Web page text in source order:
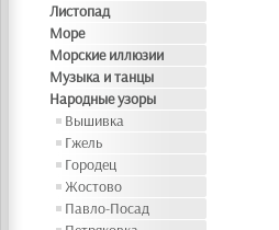
Листопад
Море
Морские иллюзии
Музыка и танцы
Народные узоры
Вышивка
Гжель
Городец
Жостово
Павло-Посад